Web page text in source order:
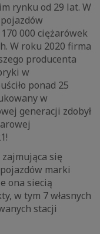
rynku od 29 lat. W
000 ciężarówek
W roku 2020 firma
producenta
w
ponad 25
w
generacji zdobył
zajmująca się
marki
ona siecią
w tym 7 własnych
stacji